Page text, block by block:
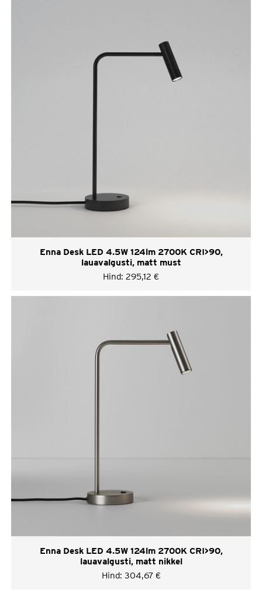
Enna Desk LED 4.5W 124lm 2700K CRI>90,
lauavalgusti, matt must
Hind: 295,12 €
Enna Desk LED 4.5W 124lm 2700K CRI>90,
lauavalgusti, matt nikkel
Hind: 304,67 €